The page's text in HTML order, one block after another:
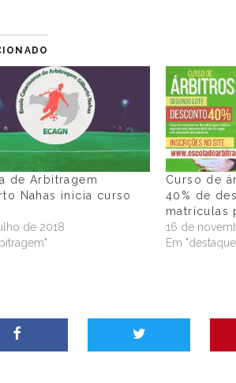
de Arbitragem
Nahas inicia curso
de 2018
Curso de
40% de
matrículas
16 de
Em